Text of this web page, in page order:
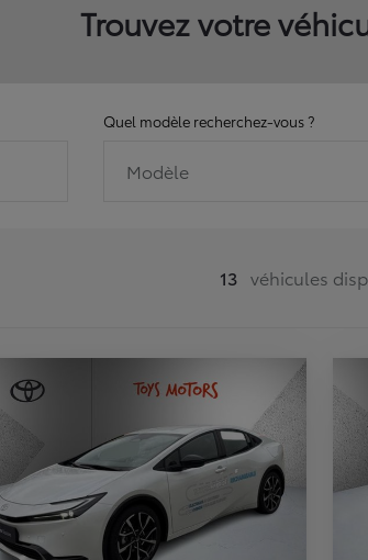
Trouvez votre
Quel modèle recherchez-vous ?
Modèle
13 véhicules